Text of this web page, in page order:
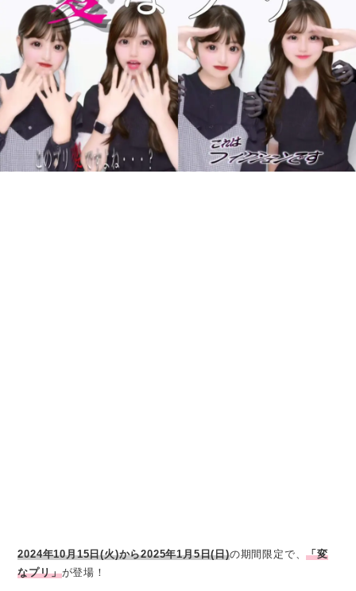
2024年10月15日(火)から2025年1月5日(日)の期間限定で、「変
なプリ」が登場！